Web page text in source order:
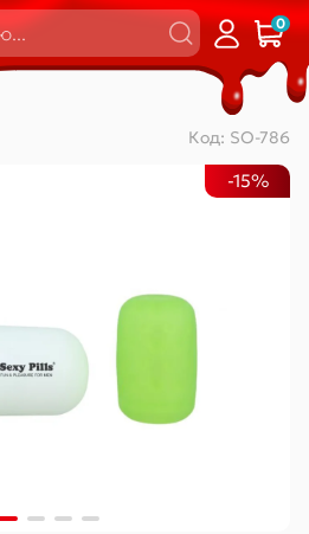
0
Код: SO-786
-15%